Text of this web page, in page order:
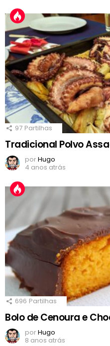
97 Partilhas
Tradicional Polvo
porHugo
4 anos atrás
696 Partilhas
Bolo de Cenoura e
porHugo
8 anos atrás